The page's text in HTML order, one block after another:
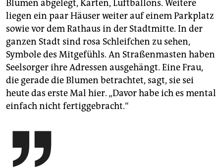
Blumen abgelegt, Karten, Luftballons. Weitere
liegen ein paar Häuser weiter auf einem Parkplatz
sowie vor dem Rathaus in der Stadtmitte. In der
ganzen Stadt sind rosa Schleifchen zu sehen,
Symbole des Mitgefühls. An Straßenmasten haben
Seelsorger ihre Adressen ausgehängt. Eine Frau,
die gerade die Blumen betrachtet, sagt, sie sei
heute das erste Mal hier. „Davor habe ich es mental
einfach nicht fertiggebracht.“
